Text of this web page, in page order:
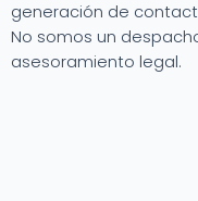
generación de
No somos un
asesoramiento legal.